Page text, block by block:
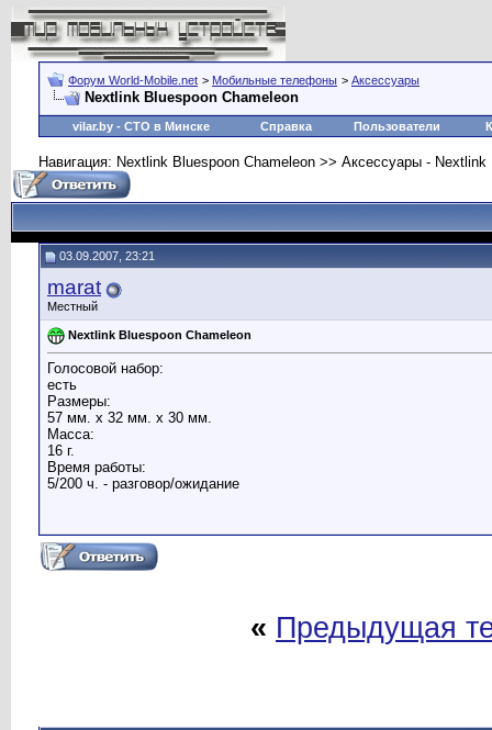
Форум World-Mobile.net > Мобильные телефоны > Аксессуары
Nextlink Bluespoon Chameleon
vilar.by - СТО в Минске Справка Пользователи
Навигация: Nextlink Bluespoon Chameleon >> Аксессуары -
03.09.2007, 23:21
marat
Местный
Nextlink Bluespoon Chameleon
Голосовой набор:
есть
Размеры:
57 мм. x 32 мм. x 30 мм.
Масса:
16 г.
Время работы:
5/200 ч. - разговор/ожидание
« Предыдущая